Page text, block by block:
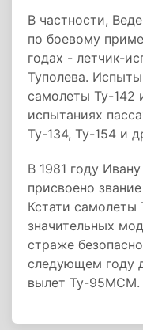
В частности,
по боевому
годах - летчик-
Туполева.
самолеты Ту-142
испытаниях
Ту-134, Ту-154 и
В 1981 году
присвоено
Кстати самолеты
значительных
страже
следующем году
вылет Ту-95МСМ.